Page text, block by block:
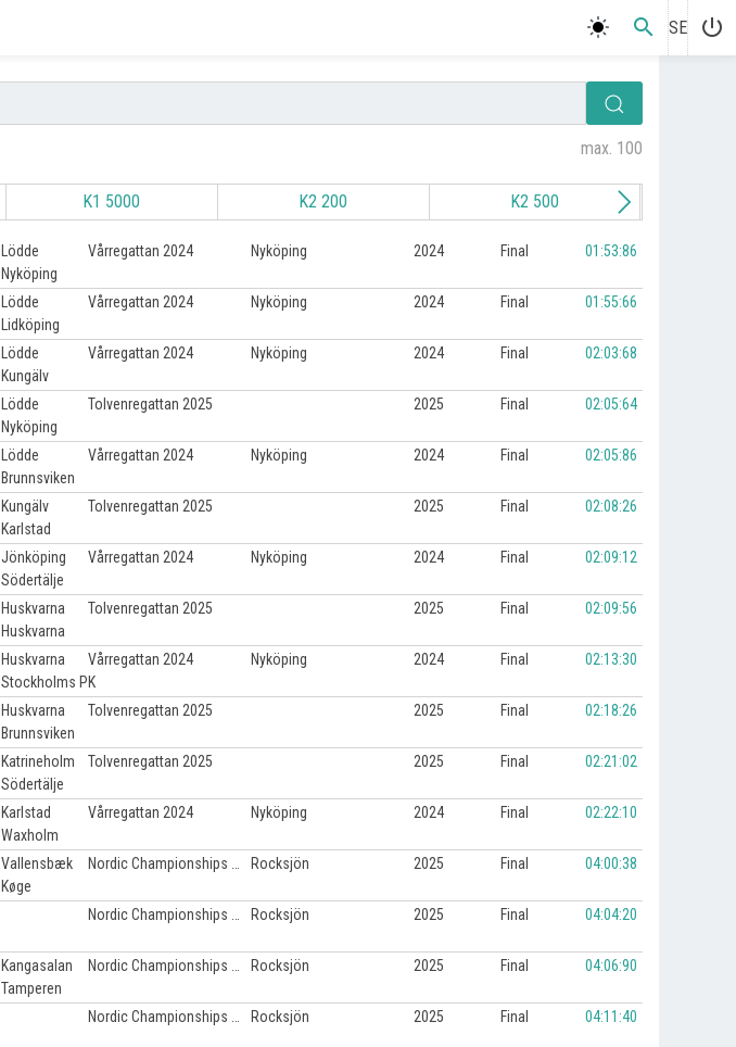
search SE power_settings_new
max. 100
K1 5000 K2 200 K2 500
Lödde
Nyköping
Vårregattan 2024 Nyköping 2024 Final 01:53:86
Lödde
Lidköping
Vårregattan 2024 Nyköping 2024 Final 01:55:66
Lödde
Kungälv
Vårregattan 2024 Nyköping 2024 Final 02:03:68
Lödde
Nyköping
Tolvenregattan 2025 2025 Final 02:05:64
Lödde
Brunnsviken
Vårregattan 2024 Nyköping 2024 Final 02:05:86
Kungälv
Karlstad
Tolvenregattan 2025 2025 Final 02:08:26
Jönköping
Södertälje
Vårregattan 2024 Nyköping 2024 Final 02:09:12
Huskvarna
Huskvarna
Tolvenregattan 2025 2025 Final 02:09:56
Huskvarna
Stockholms PK
Vårregattan 2024 Nyköping 2024 Final 02:13:30
Huskvarna
Brunnsviken
Tolvenregattan 2025 2025 Final 02:18:26
Katrineholm
Södertälje
Tolvenregattan 2025 2025 Final 02:21:02
Karlstad
Waxholm
Vårregattan 2024 Nyköping 2024 Final 02:22:10
Vallensbæk
Køge
Rocksjön 2025 Final 04:00:38
Rocksjön 2025 Final 04:04:20
Kangasalan
Tamperen
Rocksjön 2025 Final 04:06:90
Rocksjön 2025 Final 04:11:40